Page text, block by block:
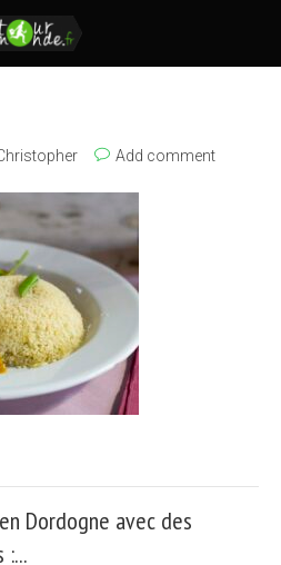
Add comment
Dordogne avec des
:...